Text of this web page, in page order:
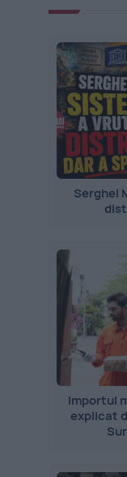
Serghei
Importul
explicat